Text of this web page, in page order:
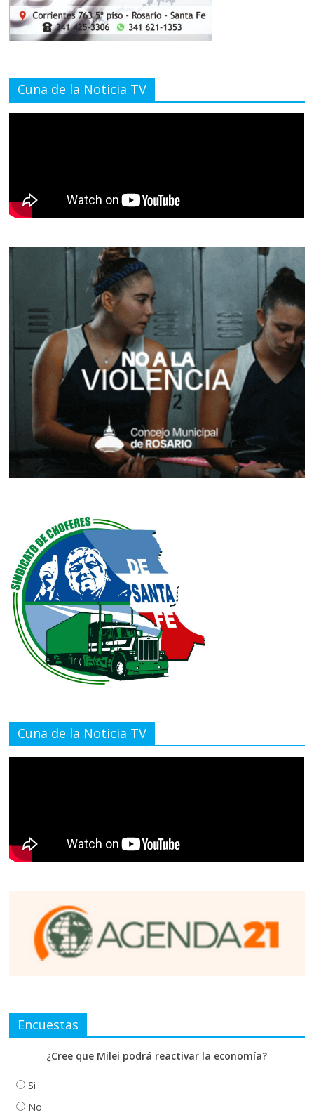
Cuna de la Noticia TV
Cuna de la Noticia TV
Encuestas
¿Cree que Milei podrá reactivar la economía?
Si
No